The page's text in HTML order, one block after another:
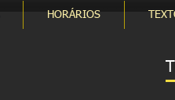
HORÁRIOS